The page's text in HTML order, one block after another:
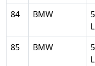
84 BMW
85 BMW